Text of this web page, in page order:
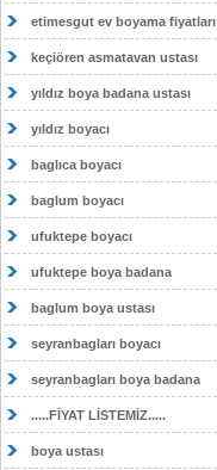
etimesgut ev boyama fiyatları
keçiören asmatavan ustası
yıldız boya badana ustası
yıldız boyacı
baglıca boyacı
baglum boyacı
ufuktepe boyacı
ufuktepe boya badana
baglum boya ustası
seyranbagları boyacı
seyranbagları boya badana
.....FİYAT LİSTEMİZ.....
boya ustası